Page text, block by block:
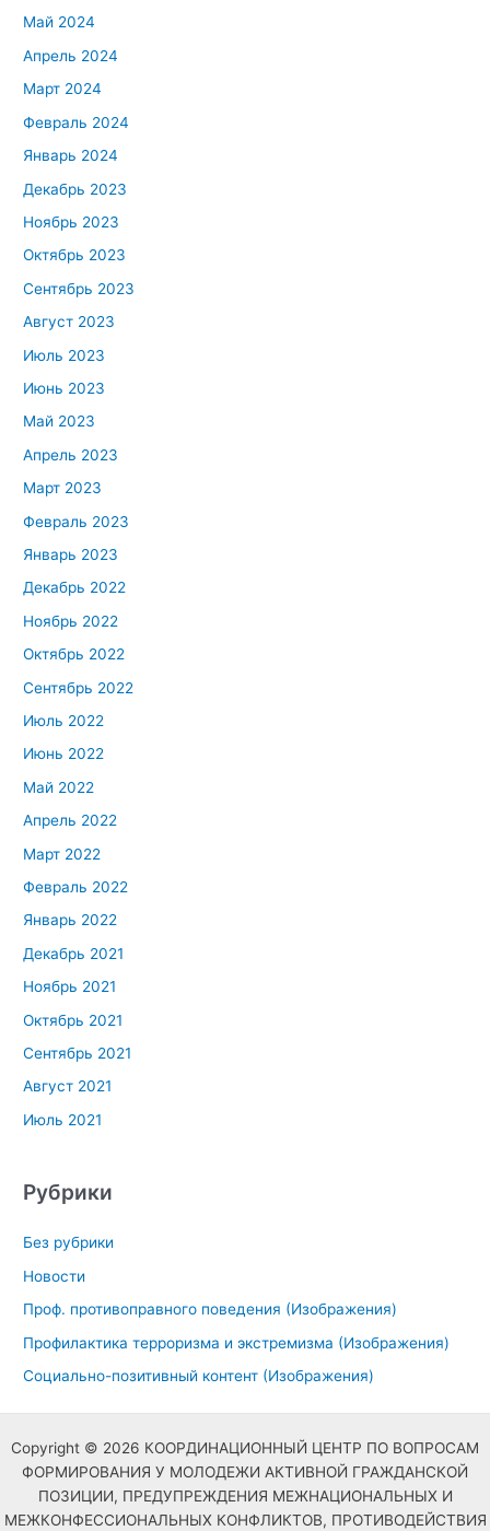
Май 2024
Апрель 2024
Март 2024
Февраль 2024
Январь 2024
Декабрь 2023
Ноябрь 2023
Октябрь 2023
Сентябрь 2023
Август 2023
Июль 2023
Июнь 2023
Май 2023
Апрель 2023
Март 2023
Февраль 2023
Январь 2023
Декабрь 2022
Ноябрь 2022
Октябрь 2022
Сентябрь 2022
Июль 2022
Июнь 2022
Май 2022
Апрель 2022
Март 2022
Февраль 2022
Январь 2022
Декабрь 2021
Ноябрь 2021
Октябрь 2021
Сентябрь 2021
Август 2021
Июль 2021
Рубрики
Без рубрики
Новости
Проф. противоправного поведения (Изображения)
Профилактика терроризма и экстремизма (Изображения)
Социально-позитивный контент (Изображения)
Copyright © 2026 КООРДИНАЦИОННЫЙ ЦЕНТР ПО ВОПРОСАМ
ФОРМИРОВАНИЯ У МОЛОДЕЖИ АКТИВНОЙ ГРАЖДАНСКОЙ
ПОЗИЦИИ, ПРЕДУПРЕЖДЕНИЯ МЕЖНАЦИОНАЛЬНЫХ И
МЕЖКОНФЕССИОНАЛЬНЫХ КОНФЛИКТОВ, ПРОТИВОДЕЙСТВИЯ